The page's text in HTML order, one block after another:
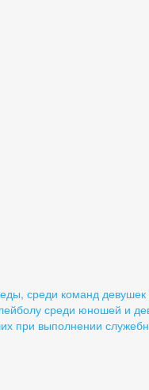
среди команд девушек
среди юношей и
при выполнении